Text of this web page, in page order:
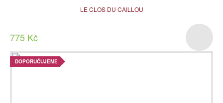
LE CLOS DU CAILLOU
775 Kč
DOPORUČUJEME